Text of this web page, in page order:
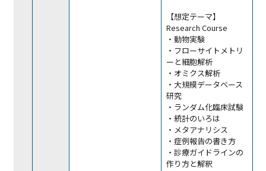
【想定テーマ】
Research Course
・動物実験
・フローサイトメトリ
ーと細胞解析
・オミクス解析
・大規模データベース
研究
・ランダム化臨床試験
・統計のいろは
・メタアナリシス
・症例報告の書き方
・診療ガイドラインの
作り方と解釈